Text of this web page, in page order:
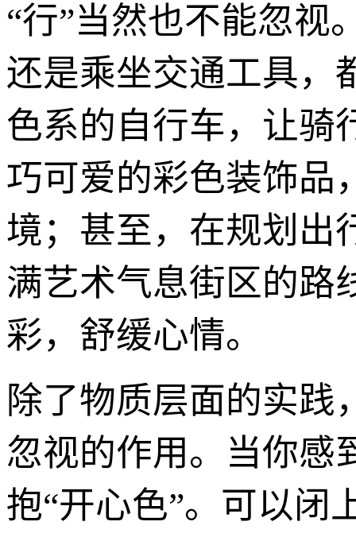
“行”当然也不能忽视
还是乘坐交通工具，
色系的自行车，让骑
巧可爱的彩色装饰品
境；甚至，在规划出
满艺术气息街区的路
彩，舒缓心情。
除了物质层面的实践
忽视的作用。当你感
抱“开心色”。可以闭